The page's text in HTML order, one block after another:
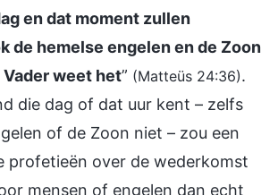
en dat moment zullen
de hemelse engelen en de Zoon
weet het” (Matteüs 24:36).
die dag of dat uur kent – zelfs
of de Zoon niet – zou een
profetieën over de wederkomst
mensen of engelen dan echt